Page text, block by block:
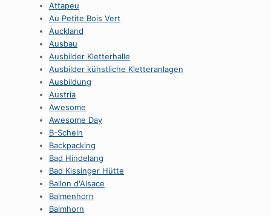
Attapeu
Au Petite Bois Vert
Auckland
Ausbau
Ausbilder Kletterhalle
Ausbilder künstliche Kletteranlagen
Ausbildung
Austria
Awesome
Awesome Day
B-Schein
Backpacking
Bad Hindelang
Bad Kissinger Hütte
Ballon d'Alsace
Balmenhorn
Balmhorn